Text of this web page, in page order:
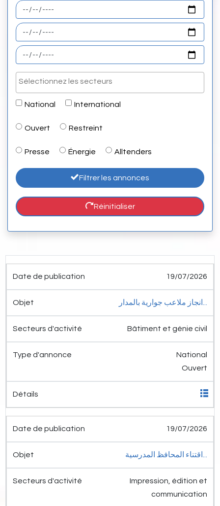
National International
Ouvert Restreint
Presse Énergie Alltenders
Filtrer les annonces
Réinitialiser
Date de
publication
Objet
d'activité
d'annonce
19/07/2026
انجاز ملاعب جوارية بالمدار...
Bâtiment et génie civil
National
Ouvert
19/07/2026
اقتناء المحافظ المدرسية...
Impression, édition et
communication